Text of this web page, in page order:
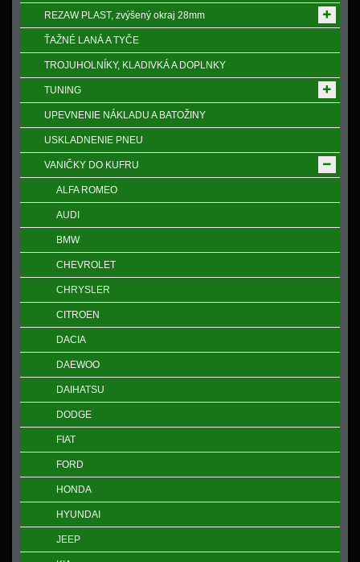
REZAW PLAST, zvýšený okraj 28mm
ŤAŽNÉ LANÁ A TYČE
TROJUHOLNÍKY, KLADIVKÁ A DOPLNKY
TUNING
UPEVNENIE NÁKLADU A BATOŽINY
USKLADNENIE PNEU
VANIČKY DO KUFRU
ALFA ROMEO
AUDI
BMW
CHEVROLET
CHRYSLER
CITROEN
DACIA
DAEWOO
DAIHATSU
DODGE
FIAT
FORD
HONDA
HYUNDAI
JEEP